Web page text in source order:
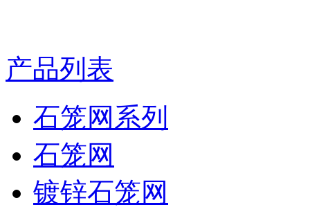
产品列表
石笼网系列
石笼网
镀锌石笼网